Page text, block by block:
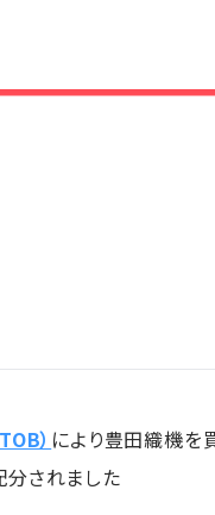
） により豊田織機を
分されました